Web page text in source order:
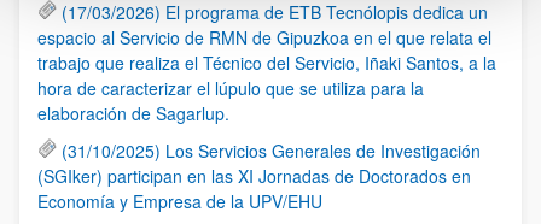
(17/03/2026) El programa de ETB Tecnólopis dedica un
espacio al Servicio de RMN de Gipuzkoa en el que relata el
trabajo que realiza el Técnico del Servicio, Iñaki Santos, a la
hora de caracterizar el lúpulo que se utiliza para la
elaboración de Sagarlup.
(31/10/2025) Los Servicios Generales de Investigación
(SGIker) participan en las XI Jornadas de Doctorados en
Economía y Empresa de la UPV/EHU